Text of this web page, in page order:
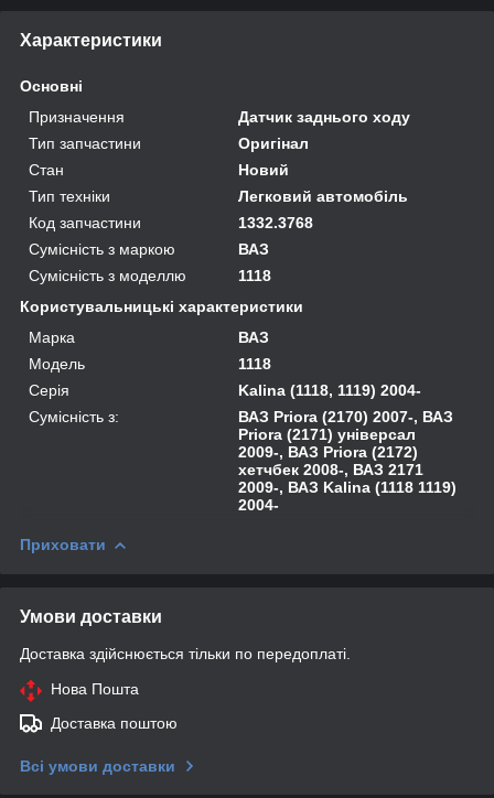
Характеристики
Основні
Призначення
Датчик заднього ходу
Тип запчастини
Оригінал
Стан
Новий
Тип техніки
Легковий автомобіль
Код запчастини
1332.3768
Сумісність з маркою
ВАЗ
Сумісність з моделлю
1118
Користувальницькі характеристики
Марка
ВАЗ
Модель
1118
Серія
Kalina (1118, 1119) 2004-
Сумісність з:
ВАЗ Priora (2170) 2007-, ВАЗ
Priora (2171) універсал
2009-, ВАЗ Priora (2172)
хетчбек 2008-, ВАЗ 2171
2009-, ВАЗ Kalina (1118 1119)
2004-
Приховати
Умови доставки
Доставка здійснюється тільки по передоплаті.
Нова Пошта
Доставка поштою
Всі умови доставки